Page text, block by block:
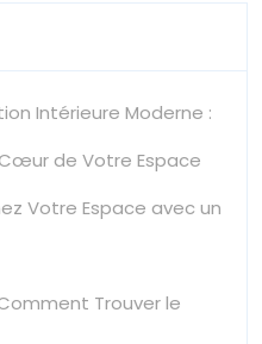
Intérieure Moderne :
de Votre Espace
Votre Espace avec un
Trouver le